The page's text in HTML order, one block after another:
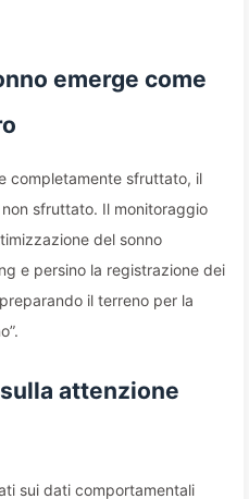
emerge come
completamente sfruttato, il
sfruttato. Il monitoraggio
del sonno
e persino la registrazione dei
il terreno per la
attenzione
sui dati comportamentali